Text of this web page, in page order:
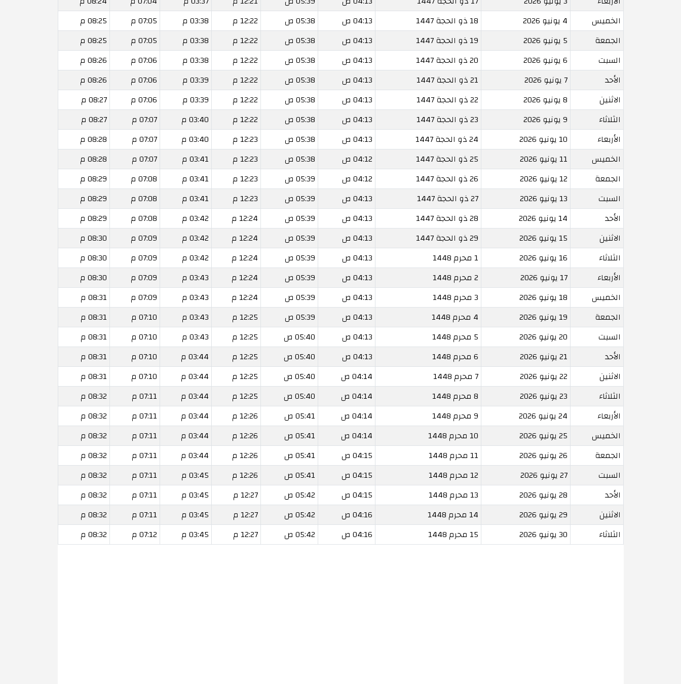
الخميس
4 يونيو 2026 18 ذو الحجة 1447 04:13 ص 05:38 ص 12:22 م 03:38 م 07:05 م
08:25 م
الجمعة
5 يونيو 2026 19 ذو الحجة 1447 04:13 ص 05:38 ص 12:22 م 03:38 م 07:05 م
08:25 م
السبت
6 يونيو 2026 20 ذو الحجة 1447 04:13 ص 05:38 ص 12:22 م 03:38 م 07:06 م
08:26 م
الأحد
7 يونيو 2026 21 ذو الحجة 1447 04:13 ص 05:38 ص 12:22 م 03:39 م 07:06 م
08:26 م
الاثنين
8 يونيو 2026 22 ذو الحجة 1447 04:13 ص 05:38 ص 12:22 م 03:39 م 07:06 م
08:27 م
الثلاثاء
9 يونيو 2026 23 ذو الحجة 1447 04:13 ص 05:38 ص 12:22 م 03:40 م 07:07 م
08:27 م
الأربعاء
10 يونيو 2026 24 ذو الحجة 1447 04:13 ص 05:38 ص 12:23 م 03:40 م 07:07 م
08:28 م
الخميس
11 يونيو 2026 25 ذو الحجة 1447 04:12 ص 05:38 ص 12:23 م 03:41 م 07:07 م
08:28 م
الجمعة
12 يونيو 2026 26 ذو الحجة 1447 04:12 ص 05:39 ص 12:23 م 03:41 م 07:08 م
08:29 م
السبت
13 يونيو 2026 27 ذو الحجة 1447 04:13 ص 05:39 ص 12:23 م 03:41 م 07:08 م
08:29 م
الأحد
14 يونيو 2026 28 ذو الحجة 1447 04:13 ص 05:39 ص 12:24 م 03:42 م 07:08 م
08:29 م
الاثنين
15 يونيو 2026 29 ذو الحجة 1447 04:13 ص 05:39 ص 12:24 م 03:42 م 07:09 م
08:30 م
الثلاثاء
16 يونيو 2026 1 محرم 1448 04:13 ص 05:39 ص 12:24 م 03:42 م 07:09 م
08:30 م
الأربعاء
17 يونيو 2026 2 محرم 1448 04:13 ص 05:39 ص 12:24 م 03:43 م 07:09 م
08:30 م
الخميس
18 يونيو 2026 3 محرم 1448 04:13 ص 05:39 ص 12:24 م 03:43 م 07:09 م
08:31 م
الجمعة
19 يونيو 2026 4 محرم 1448 04:13 ص 05:39 ص 12:25 م 03:43 م 07:10 م
08:31 م
السبت
20 يونيو 2026 5 محرم 1448 04:13 ص 05:40 ص 12:25 م 03:43 م 07:10 م
08:31 م
الأحد
21 يونيو 2026 6 محرم 1448 04:13 ص 05:40 ص 12:25 م 03:44 م 07:10 م
08:31 م
الاثنين
22 يونيو 2026 7 محرم 1448 04:14 ص 05:40 ص 12:25 م 03:44 م 07:10 م
08:31 م
الثلاثاء
23 يونيو 2026 8 محرم 1448 04:14 ص 05:40 ص 12:25 م 03:44 م 07:11 م
08:32 م
الأربعاء
24 يونيو 2026 9 محرم 1448 04:14 ص 05:41 ص 12:26 م 03:44 م 07:11 م
08:32 م
الخميس
25 يونيو 2026 10 محرم 1448 04:14 ص 05:41 ص 12:26 م 03:44 م 07:11 م
08:32 م
الجمعة
26 يونيو 2026 11 محرم 1448 04:15 ص 05:41 ص 12:26 م 03:44 م 07:11 م
08:32 م
السبت
27 يونيو 2026 12 محرم 1448 04:15 ص 05:41 ص 12:26 م 03:45 م 07:11 م
08:32 م
الأحد
28 يونيو 2026 13 محرم 1448 04:15 ص 05:42 ص 12:27 م 03:45 م 07:11 م
08:32 م
الاثنين
29 يونيو 2026 14 محرم 1448 04:16 ص 05:42 ص 12:27 م 03:45 م 07:11 م
08:32 م
الثلاثاء
30 يونيو 2026 15 محرم 1448 04:16 ص 05:42 ص 12:27 م 03:45 م 07:12 م 08:32 م